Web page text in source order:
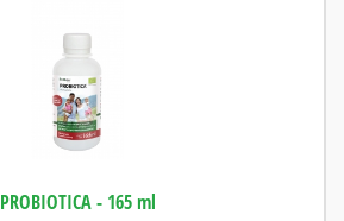
PROBIOTICA - 165 ml